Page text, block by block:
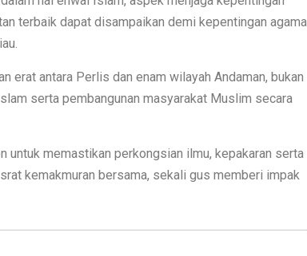
terbaik dapat disampaikan demi kepentingan agama
erat antara Perlis dan enam wilayah Andaman, bukan
serta pembangunan masyarakat Muslim secara
untuk memastikan perkongsian ilmu, kepakaran serta
kemakmuran bersama, sekali gus memberi impak